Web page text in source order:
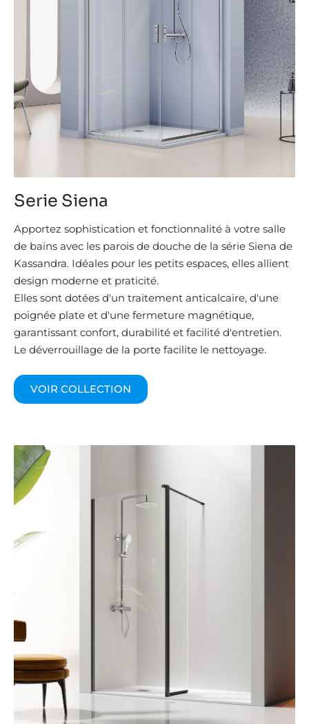
Serie Siena
Apportez sophistication et fonctionnalité à votre salle
de bains avec les parois de douche de la série Siena de
Kassandra. Idéales pour les petits espaces, elles allient
design moderne et praticité.
Elles sont dotées d'un traitement anticalcaire, d'une
poignée plate et d'une fermeture magnétique,
garantissant confort, durabilité et facilité d'entretien.
VOIR COLLECTION